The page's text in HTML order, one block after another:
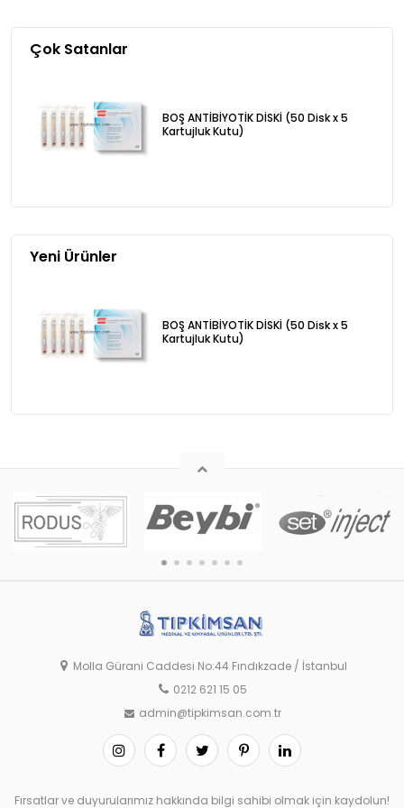
Çok Satanlar
BOŞ ANTİBİYOTİK DİSKİ (50 Disk x 5
Kartujluk Kutu)
Yeni Ürünler
BOŞ ANTİBİYOTİK DİSKİ (50 Disk x 5
Kartujluk Kutu)
Molla Gürani Caddesi No:44 Fındıkzade / İstanbul
0212 621 15 05
admin@tipkimsan.com.tr
Fırsatlar ve duyurularımız hakkında bilgi sahibi olmak için kaydolun!